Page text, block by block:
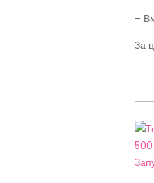
–
За